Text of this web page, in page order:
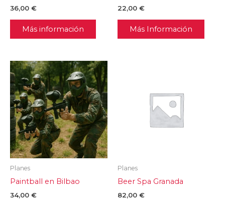
36,00 €
Más información
22,00 €
Más Información
Planes
Paintball en Bilbao
34,00 €
Planes
Beer Spa Granada
82,00 €